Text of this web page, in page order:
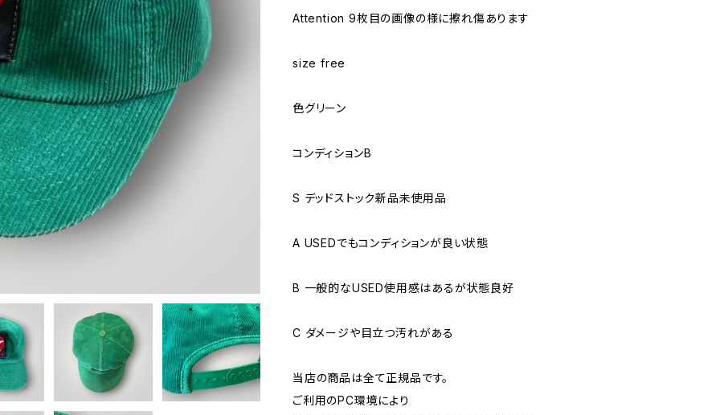
Attention 9枚目の画像の様に擦れ傷あります
size free
色グリーン
コンディションB
S デッドストック新品未使用品
A USEDでもコンディションが良い状態
B 一般的なUSED使用感はあるが状態良好
C ダメージや目立つ汚れがある
当店の商品は全て正規品です。
ご利用のPC環境により